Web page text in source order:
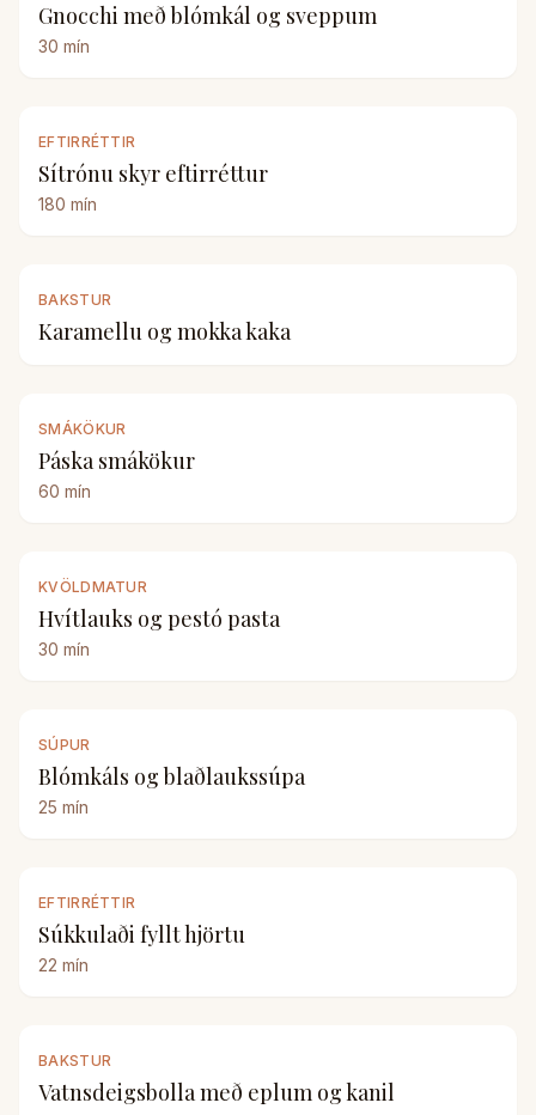
Gnocchi með blómkál og sveppum
30 mín
EFTIRRÉTTIR
Sítrónu skyr eftirréttur
180 mín
BAKSTUR
Karamellu og mokka kaka
SMÁKÖKUR
Páska smákökur
60 mín
KVÖLDMATUR
Hvítlauks og pestó pasta
30 mín
SÚPUR
Blómkáls og blaðlaukssúpa
25 mín
EFTIRRÉTTIR
Súkkulaði fyllt hjörtu
22 mín
BAKSTUR
Vatnsdeigsbolla með eplum og kanil